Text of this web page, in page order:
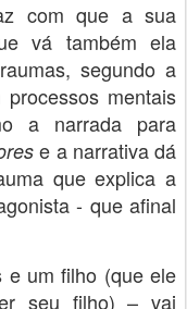
com que a sua
vá também ela
segundo a
mentais
a narrada para
e a narrativa dá
que explica a
- que afinal
e um filho (que ele
seu filho) – vai